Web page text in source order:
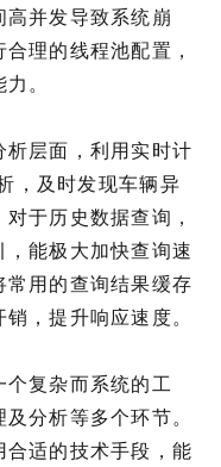
并发导致系统崩
理的线程池配置，
。
层面，利用实时计
，及时发现车辆异
于历史数据查询，
能极大加快查询速
用的查询结果缓存
，提升响应速度。
复杂而系统的工
分析等多个环节。
适的技术手段，能